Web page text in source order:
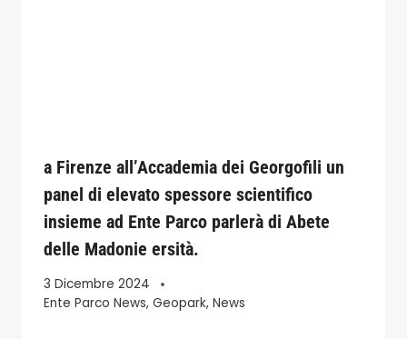
a Firenze all’Accademia dei Georgofili un
panel di elevato spessore scientifico
insieme ad Ente Parco parlerà di Abete
delle Madonie ersità.
3 Dicembre 2024
Ente Parco News, Geopark, News